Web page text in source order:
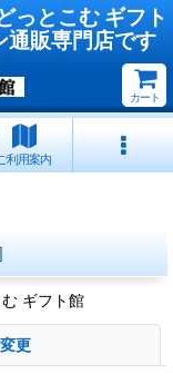
っとこむ ギフト
通販専門店です
カート
利用案内
ギフト館
更